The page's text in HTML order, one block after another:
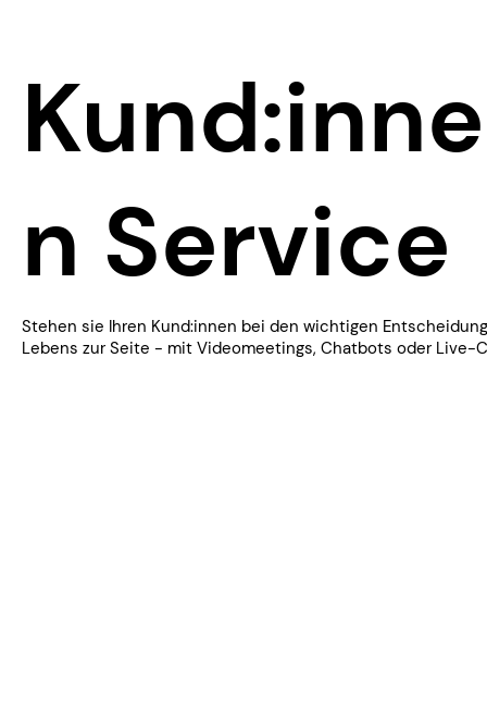
Stehen sie Ihren Kund:innen bei den wichtigen
Lebens zur Seite - mit Videomeetings, Chatbots oder Live-
Kund:inne
n Service